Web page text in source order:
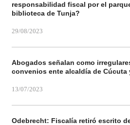
responsabilidad fiscal por el
biblioteca de Tunja?
29/08/2023
Abogados señalan como
convenios ente alcaldía de Cúcuta
13/07/2023
Odebrecht: Fiscalía retiró escrito